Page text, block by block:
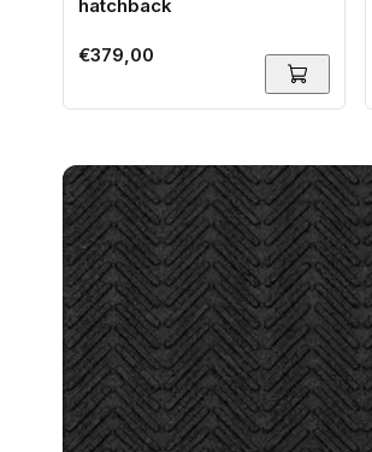
hatchback
Normale
€379,00